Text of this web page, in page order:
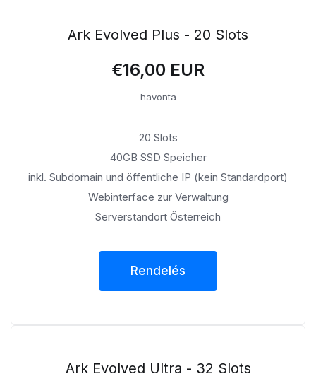
Ark Evolved Plus - 20 Slots
€16,00 EUR
havonta
20 Slots
40GB SSD Speicher
inkl. Subdomain und öffentliche IP (kein Standardport)
Webinterface zur Verwaltung
Serverstandort Österreich
Rendelés
Ark Evolved Ultra - 32 Slots